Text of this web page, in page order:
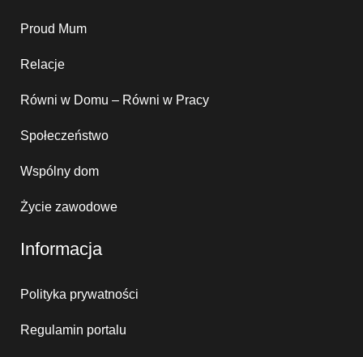
Proud Mum
Relacje
Równi w Domu – Równi w Pracy
Społeczeństwo
Wspólny dom
Życie zawodowe
Informacja
Polityka prywatności
Regulamin portalu